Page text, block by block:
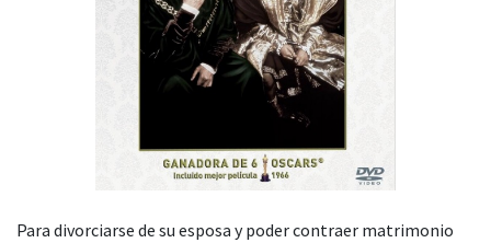
Para divorciarse de su esposa y poder contraer matrimonio